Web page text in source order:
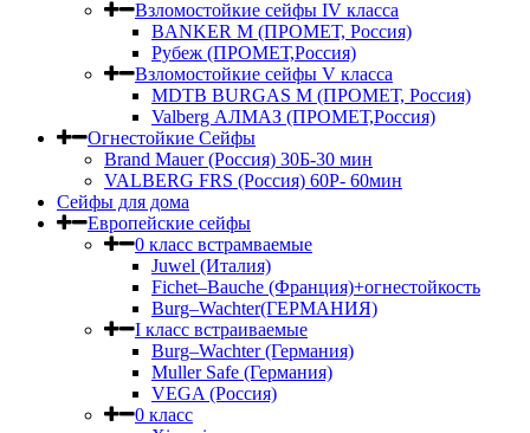
Взломостойкие сейфы IV класса
BANKER M (ПРОМЕТ, Россия)
Рубеж (ПРОМЕТ,Россия)
Взломостойкие сейфы V класса
MDTB BURGAS M (ПРОМЕТ, Россия)
Valberg АЛМАЗ (ПРОМЕТ,Россия)
Огнестойкие Сейфы
Brand Mauer (Россия) 30Б-30 мин
VALBERG FRS (Россия) 60Р- 60мин
Сейфы для дома
Европейские сейфы
0 класс встрамваемые
Juwel (Италия)
Fichet–Bauche (Франция)+огнестойкость
Burg–Wachter(ГЕРМАНИЯ)
I класс встраиваемые
Burg–Wachter (Германия)
Muller Safe (Германия)
VEGA (Россия)
0 класс